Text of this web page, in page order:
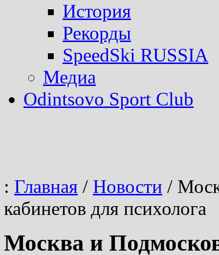
История
Рекорды
SpeedSki RUSSIA
Медиа
Odintsovo Sport Club
: Главная / Новости /
кабинетов для психолога
Москва и